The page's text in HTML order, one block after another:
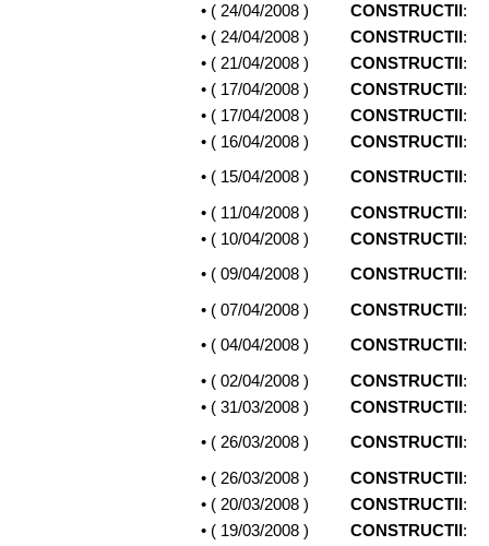
• ( 24/04/2008 ) CONSTRUCTII:
• ( 24/04/2008 ) CONSTRUCTII:
• ( 21/04/2008 ) CONSTRUCTII:
• ( 17/04/2008 ) CONSTRUCTII:
• ( 17/04/2008 ) CONSTRUCTII:
• ( 16/04/2008 ) CONSTRUCTII:
• ( 15/04/2008 ) CONSTRUCTII:
• ( 11/04/2008 ) CONSTRUCTII:
• ( 10/04/2008 ) CONSTRUCTII:
• ( 09/04/2008 ) CONSTRUCTII:
• ( 07/04/2008 ) CONSTRUCTII:
• ( 04/04/2008 ) CONSTRUCTII:
• ( 02/04/2008 ) CONSTRUCTII:
• ( 31/03/2008 ) CONSTRUCTII:
• ( 26/03/2008 ) CONSTRUCTII:
• ( 26/03/2008 ) CONSTRUCTII:
• ( 20/03/2008 ) CONSTRUCTII:
• ( 19/03/2008 ) CONSTRUCTII: